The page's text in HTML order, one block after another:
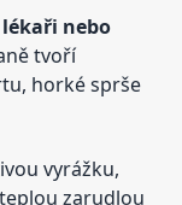
nebo
tvoří
horké sprše
vyrážku,
zarudlou